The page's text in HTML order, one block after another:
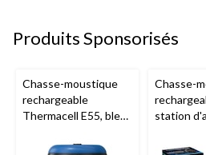
Produits Sponsorisés
Chasse-moustique
rechargeable
Thermacell E55, bleu
Chasse-
station
charbon